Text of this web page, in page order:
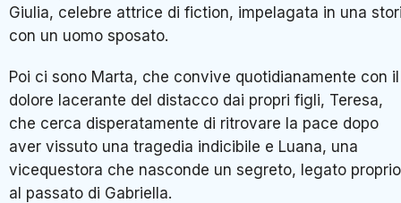
Giulia, celebre attrice di fiction, impelagata in una
con un uomo sposato.
Poi ci sono Marta, che convive quotidianamente con il
dolore lacerante del distacco dai propri figli, Teresa,
che cerca disperatamente di ritrovare la pace dopo
aver vissuto una tragedia indicibile e Luana, una
vicequestora che nasconde un segreto, legato proprio
al passato di Gabriella.